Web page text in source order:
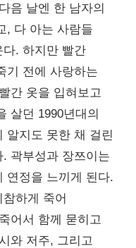
음 날엔 한 남자의
, 다 아는 사람들
. 하지만 빨간
기 전에 사랑하는
간 옷을 입혀보고
살던 1990년대의
알지도 못한 채 걸린
곽부성과 장쯔이는
연정을 느끼게 된다.
하게 죽어
어서 함께 묻히고
와 저주, 그리고